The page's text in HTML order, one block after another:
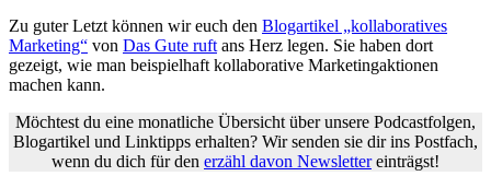
Zu guter Letzt können wir euch den Blogartikel „kollaboratives
Marketing“ von Das Gute ruft ans Herz legen. Sie haben dort
gezeigt, wie man beispielhaft kollaborative Marketingaktionen
machen kann.
Möchtest du eine monatliche Übersicht über unsere Podcastfolgen,
Blogartikel und Linktipps erhalten? Wir senden sie dir ins Postfach,
wenn du dich für den erzähl davon Newslettereinträgst!